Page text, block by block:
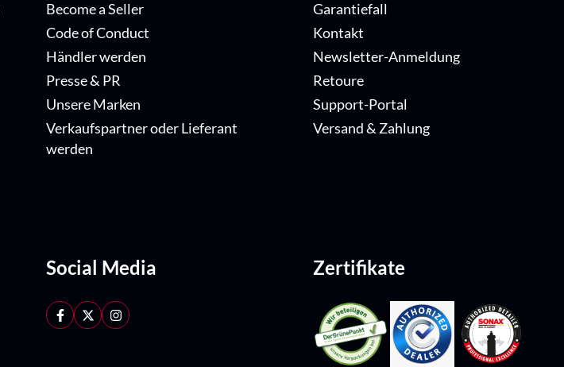
Become a Seller
Code of Conduct
Händler werden
Presse & PR
Unsere Marken
Verkaufspartner oder Lieferant
werden
Garantiefall
Kontakt
Newsletter-Anmeldung
Retoure
Support-Portal
Versand & Zahlung
Social Media Zertifikate